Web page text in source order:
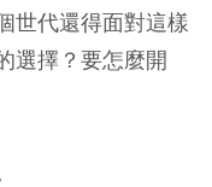
世代還得面對這樣
選擇？要怎麼開